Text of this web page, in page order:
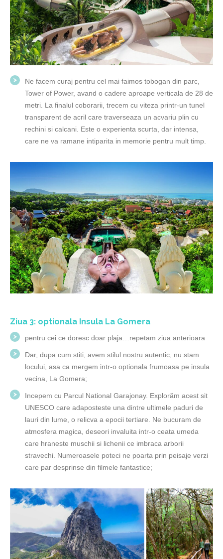
Ne facem curaj pentru cel mai faimos tobogan din parc,
Tower of Power, avand o cadere aproape verticala de 28 de
metri. La finalul coborarii, trecem cu viteza printr-un tunel
transparent de acril care traverseaza un acvariu plin cu
rechini si calcani. Este o experienta scurta, dar intensa,
care ne va ramane intiparita in memorie pentru mult timp.
Ziua 3: optionala Insula La Gomera
pentru cei ce doresc doar plaja…repetam ziua anterioara
Dar, dupa cum stiti, avem stilul nostru autentic, nu stam
locului, asa ca mergem intr-o optionala frumoasa pe insula
vecina, La Gomera;
Incepem cu Parcul National Garajonay. Explorăm acest sit
UNESCO care adaposteste una dintre ultimele paduri de
lauri din lume, o relicva a epocii tertiare. Ne bucuram de
atmosfera magica, deseori invaluita intr-o ceata umeda
care hraneste muschii si lichenii ce imbraca arborii
stravechi. Numeroasele poteci ne poarta prin peisaje verzi
care par desprinse din filmele fantastice;